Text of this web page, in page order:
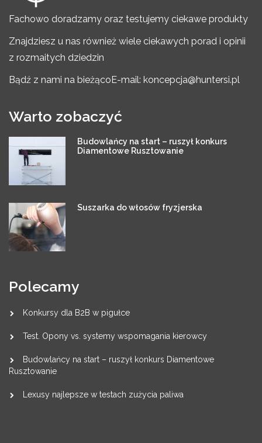
Fachowo doradzamy oraz testujemy ciekawe produkty
Znajdziesz u nas również wiele ciekawych porad i opinii
z rozmaitych dziedzin
Bądź z nami na bieżąco E-mail: koncepcja@huntersi.pl
Warto zobaczyć
Budowlańcy na start – ruszył konkurs
Diamentowe Rusztowanie
Suszarka do włosów fryzjerska
Polecamy
Konkursy dla B2B w pigułce
Test. Opony vs. systemy wspomagania kierowcy
Budowlańcy na start – ruszył konkurs Diamentowe
Rusztowanie
Lexusy najlepsze w testach zużycia paliwa